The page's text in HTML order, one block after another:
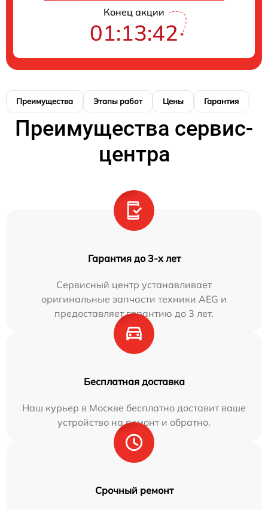
Конец акции
01:13:41
Преимущества Этапы работ Цены Гарантия
Преимущества сервис-
центра
Гарантия до 3-х лет
Сервисный центр устанавливает
оригинальные запчасти техники AEG и
предоставляет гарантию до 3 лет.
Бесплатная доставка
Наш курьер в Москве бесплатно доставит ваше
устройство на ремонт и обратно.
Срочный ремонт